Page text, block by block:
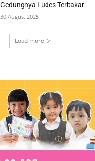
Gedungnya Ludes Terbakar
30 August 2025
Load more